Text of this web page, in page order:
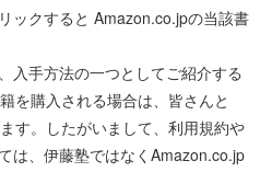
ックすると Amazon.co.jpの当該書
入手方法の一つとしてご紹介する
を購入される場合は、皆さんと
す。したがいまして、利用規約や
は、伊藤塾ではなくAmazon.co.jp